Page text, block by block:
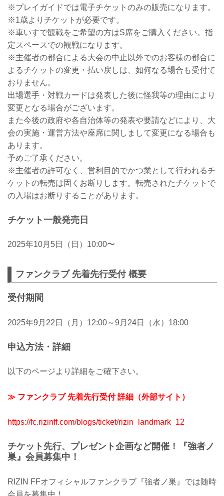
※プレイガイドでは電子チケットのみの販売になります。
※1歳よりチケットが必要です。
※車いすで観戦をご希望の方はS席をご購入ください。指
定スペースでの観戦になります。
※主催者の都合による大会の中止以外でのお客様の都合に
よるチケットの変更・払い戻しは、如何なる場合も受付て
おりません。
出場選手・対戦カードは発表した後に怪我等の理由により
変更となる場合がございます。
また今後の政府や各自治体等の発表や要請などにより、大
会の実施・運営方法や座席に関しまして変更になる場合も
あります。
予めご了承ください。
※主催者の許可なく、営利目的でかつ業として行われるチ
ケットの転売は固くお断りします。転売されたチケットで
の入場はお断りすることがあります。
チケット一般発売日
2025年10月5日（日）10:00〜
ファンクラブ 先着先行受付 概要
受付期間
2025年9月22日（月）12:00～9月24日（水）18:00
申込方法・詳細
以下のページより詳細をご確下さい。
≫ ファンクラブ 先着先行受付 詳細（外部サイト）
https://fc.rizinff.com/blogs/ticket/rizin_landmark_12
チケット先行、プレゼント企画など開催！『強者ノ
巣』会員募集中！
RIZIN FFオフィシャルファンクラブ『強者ノ巣』では随時
会員を募集中！